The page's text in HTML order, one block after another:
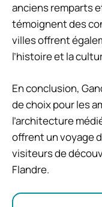
anciens remparts
témoignent des
villes offrent
l’histoire et la
En conclusion,
de choix pour les
l’architecture
offrent un voyage
visiteurs de
Flandre.